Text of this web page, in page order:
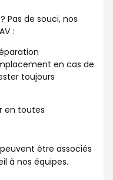
Pas de souci, nos
:
en cas de
toujours
en toutes
être associés
à nos équipes.